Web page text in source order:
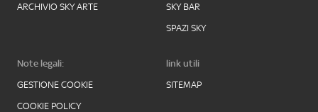
ARCHIVIO SKY ARTE
SKY BAR
SPAZI SKY
Note legali:
GESTIONE COOKIE
COOKIE POLICY
link utili
SITEMAP